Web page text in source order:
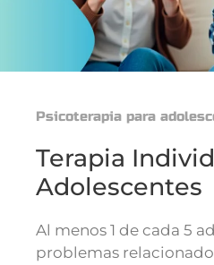
Psicoterapia para
Terapia
Adolescentes
Al menos 1 de cada 5
problemas